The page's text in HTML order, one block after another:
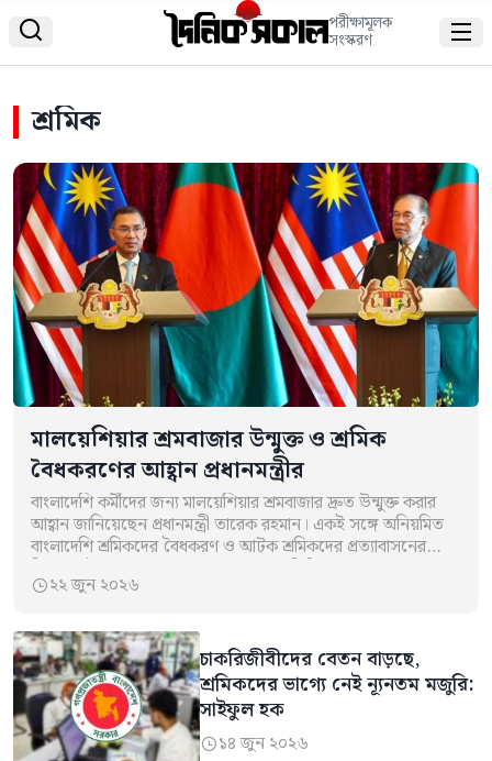
 পরীক্ষামূলক
সংস্করণ 
শ্রমিক
মালয়েশিয়ার শ্রমবাজার উন্মুক্ত ও শ্রমিক
বৈধকরণের আহ্বান প্রধানমন্ত্রীর
বাংলাদেশি কর্মীদের জন্য মালয়েশিয়ার শ্রমবাজার দ্রুত উন্মুক্ত করার
আহ্বান জানিয়েছেন প্রধানমন্ত্রী তারেক রহমান। একই সঙ্গে অনিয়মিত
বাংলাদেশি শ্রমিকদের বৈধকরণ ও আটক শ্রমিকদের প্রত্যাবাসনের
২২ জুন ২০২৬
চাকরিজীবীদের বেতন বাড়ছে,
শ্রমিকদের ভাগ্যে নেই ন্যূনতম মজুরি:
সাইফুল হক
১৪ জুন ২০২৬